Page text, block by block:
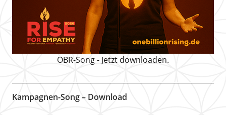
OBR-Song - Jetzt downloaden.
Kampagnen-Song – Download